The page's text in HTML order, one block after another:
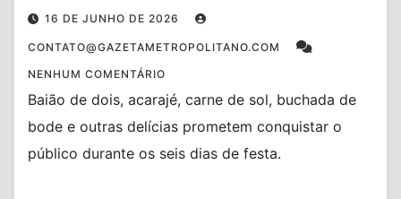
16 DE JUNHO DE 2026
CONTATO@GAZETAMETROPOLITANO.COM
NENHUM COMENTÁRIO
Baião de dois, acarajé, carne de sol, buchada de
bode e outras delícias prometem conquistar o
público durante os seis dias de festa.